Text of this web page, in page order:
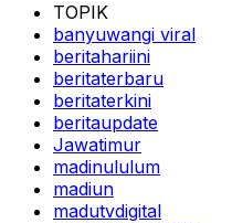
TOPIK
banyuwangi viral
beritahariini
beritaterbaru
beritaterkini
beritaupdate
Jawatimur
madinululum
madiun
madutvdigital